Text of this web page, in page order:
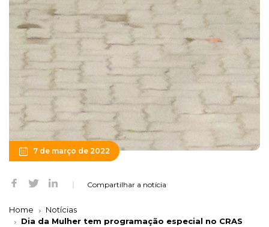
7 de março de 2022
Compartilhar a notícia
Home
Notícias
Dia da Mulher tem programação especial no CRAS